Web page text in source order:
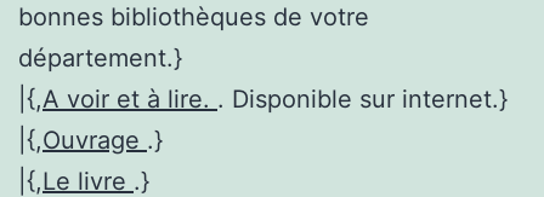
bonnes bibliothèques de votre
département.}
|{,A voir et à lire. . Disponible sur internet.}
|{,Ouvrage .}
|{,Le livre .}